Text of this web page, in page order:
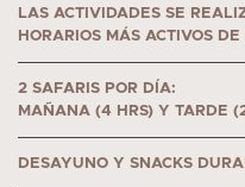
LAS ACTIVIDADES SE
HORARIOS MÁS ACTIVOS
2 SAFARIS POR DÍA:
MAÑANA (4 HRS) Y TARDE
DESAYUNO Y SNACKS